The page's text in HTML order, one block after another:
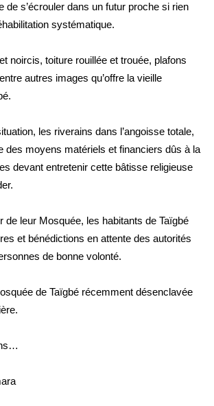
de s’écrouler dans un futur proche si rien
systématique.
noircis, toiture rouillée et trouée, plafons
autres images qu’offre la vieille
les riverains dans l’angoisse totale,
des moyens matériels et financiers dûs à la
devant entretenir cette bâtisse religieuse
de leur Mosquée, les habitants de Taïgbé
et bénédictions en attente des autorités
de bonne volonté.
de Taïgbé récemment désenclavée